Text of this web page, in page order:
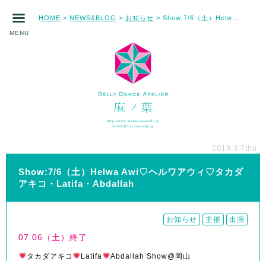
MENU
HOME > NEWS&BLOG > お知らせ >
2019.3.7thu.
Show:7/6（土）Helwa Awi♡ヘルワアウィ♡タカダ
アキコ・Latifa・Abdallah
お知らせ 主催 出演
07.06（土）終了
タカダアキコ Latifa Abdallah Show@岡山